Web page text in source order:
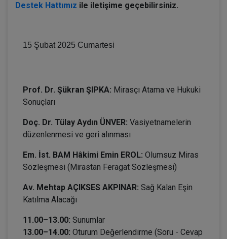
Destek Hattımız ile iletişime geçebilirsiniz.
15 Şubat 2025 Cumartesi
Prof. Dr. Şükran ŞIPKA: Mirasçı Atama ve Hukuki
Sonuçları
Doç. Dr. Tülay Aydın ÜNVER: Vasiyetnamelerin
düzenlenmesi ve geri alınması
Em. İst. BAM Hâkimi Emin EROL: Olumsuz Miras
Sözleşmesi (Mirastan Feragat Sözleşmesi)
Av. Mehtap AÇIKSES AKPINAR: Sağ Kalan Eşin
Katılma Alacağı
11.00–13.00: Sunumlar
13.00–14.00: Oturum Değerlendirme (Soru - Cevap